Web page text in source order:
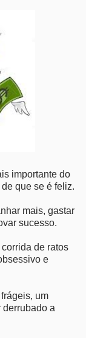
importante do
que se é feliz.
mais, gastar
sucesso.
de ratos
e
um
a